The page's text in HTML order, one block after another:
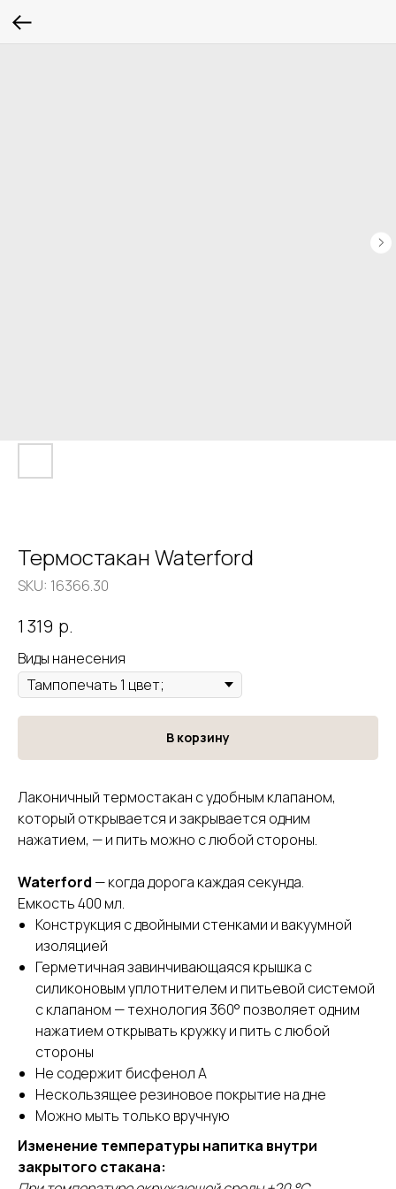
Термостакан Waterford
SKU: 16366.30
1 319 р.
Виды нанесения
В корзину
Лаконичный термостакан с удобным клапаном,
который открывается и закрывается одним
нажатием, — и пить можно с любой стороны.
Waterford — когда дорога каждая секунда.
Емкость 400 мл.
Конструкция с двойными стенками и вакуумной
изоляцией
Герметичная завинчивающаяся крышка с
силиконовым уплотнителем и питьевой системой
с клапаном — технология 360° позволяет одним
нажатием открывать кружку и пить с любой
стороны
Не содержит бисфенол А
Нескользящее резиновое покрытие на дне
Можно мыть только вручную
Изменение температуры напитка внутри
закрытого стакана: